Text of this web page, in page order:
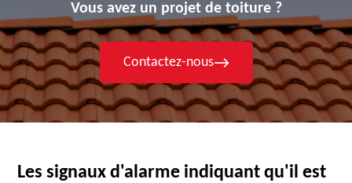
Vous avez un projet de toiture ?
Contactez-nous
Les signaux d'alarme indiquant qu'il est